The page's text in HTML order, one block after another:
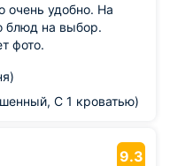
очень удобно. На
блюд на выбор.
фото.
С 1 кроватью)
9.3